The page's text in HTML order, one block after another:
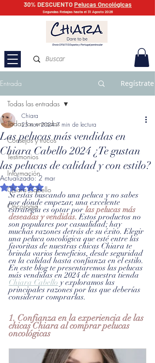
Envío GRATIS España y Portugal peninsular
30% DESCUENTOPelucas Oncológicas
Segundas Rebajas hasta el 31 Agosto 2026
Entrada Regístrate
Todas las entradas
Consejos y trucos
Testimonios
Información
Chiara Cabello
Oncología
Todas las entradas
Las pelucas más vendidas en
Chiara Cabello 2024 ¿Te gustan
las pelucas de calidad y con estilo?
Chiara
25 nov 2024 7 min de lectura
Actualizado:2 mar
Obtuvo NaN de 5 estrellas.
Si estás buscando una peluca y no sabes
por dónde empezar, una excelente
estrategia es optar por las pelucas más
deseadas y vendidas. Estos productos no
son populares por casualidad; hay
muchas razones detrás de su éxito. Elegir
una peluca oncológica que esté entre las
favoritas de nuestras chicas Chiara te
brinda varios beneficios, desde seguridad
en la calidad hasta confianza en el estilo.
En este blog te presentaremos las pelucas
más vendidas en 2024 de nuestra tienda
Chiara Cabello y exploramos las
principales razones por las que deberías
considerar comprarlas.
1. Confianza en la experiencia de las
chicas Chiara al comprar pelucas
oncológicas